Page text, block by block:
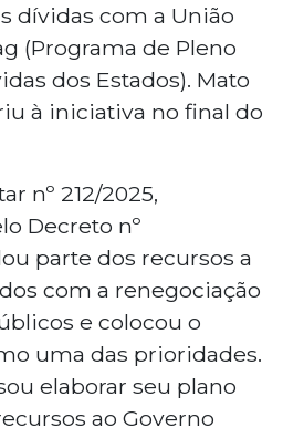
dívidas com a União
(Programa de Pleno
dos Estados). Mato
à iniciativa no final do
nº 212/2025,
Decreto nº
parte dos recursos a
com a renegociação
e colocou o
uma das prioridades.
elaborar seu plano
ao Governo